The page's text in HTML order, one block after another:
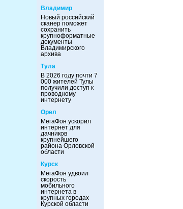
Владимир
Новый российский
сканер поможет
сохранить
крупноформатные
документы
Владимирского
архива
Тула
В 2026 году почти 7
000 жителей Тулы
получили доступ к
проводному
интернету
Орел
МегаФон ускорил
интернет для
дачников
крупнейшего
района Орловской
области
Курск
МегаФон удвоил
скорость
мобильного
интернета в
крупных городах
Курской области